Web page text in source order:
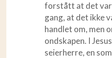
forstått at det var
gang, at det ikke
handlet om, men
ondskapen. I
seierherre, en